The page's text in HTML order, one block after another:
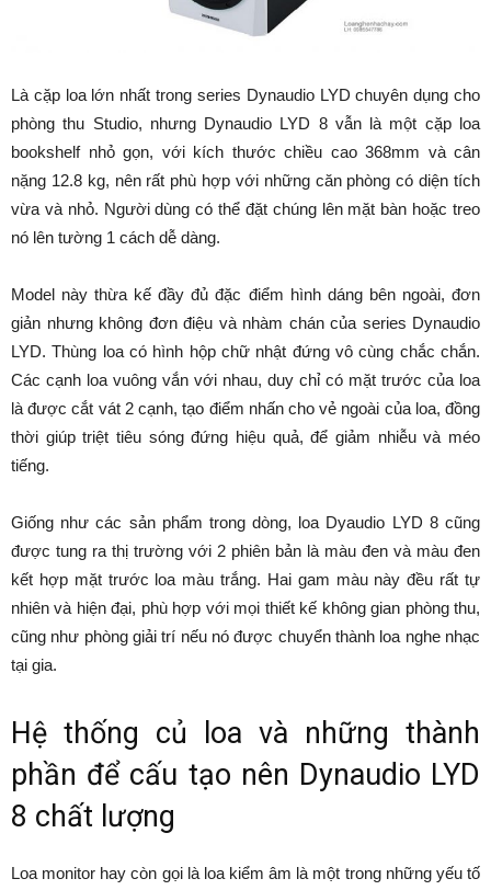
Là cặp loa lớn nhất trong series Dynaudio LYD chuyên dụng cho
phòng thu Studio, nhưng Dynaudio LYD 8 vẫn là một cặp loa
bookshelf nhỏ gọn, với kích thước chiều cao 368mm và cân
nặng 12.8 kg, nên rất phù hợp với những căn phòng có diện tích
vừa và nhỏ. Người dùng có thể đặt chúng lên mặt bàn hoặc treo
nó lên tường 1 cách dễ dàng.
Model này thừa kế đầy đủ đặc điểm hình dáng bên ngoài, đơn
giản nhưng không đơn điệu và nhàm chán của series Dynaudio
LYD. Thùng loa có hình hộp chữ nhật đứng vô cùng chắc chắn.
Các cạnh loa vuông vắn với nhau, duy chỉ có mặt trước của loa
là được cắt vát 2 cạnh, tạo điểm nhấn cho vẻ ngoài của loa, đồng
thời giúp triệt tiêu sóng đứng hiệu quả, để giảm nhiễu và méo
tiếng.
Giống như các sản phẩm trong dòng, loa Dyaudio LYD 8 cũng
được tung ra thị trường với 2 phiên bản là màu đen và màu đen
kết hợp mặt trước loa màu trắng. Hai gam màu này đều rất tự
nhiên và hiện đại, phù hợp với mọi thiết kế không gian phòng thu,
cũng như phòng giải trí nếu nó được chuyển thành loa nghe nhạc
tại gia.
Hệ thống củ loa và những thành
phần để cấu tạo nên Dynaudio LYD
8 chất lượng
Loa monitor hay còn gọi là loa kiểm âm là một trong những yếu tố